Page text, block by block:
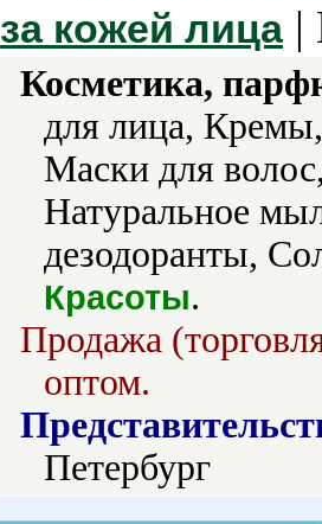
за кожей лица|
Косметика,
для лица,
Маски для
Натуральное
дезодоранты,
Красоты.
Продажа
оптом.
Петербург